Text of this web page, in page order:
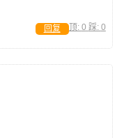
顶: 0 踩: 0
回复